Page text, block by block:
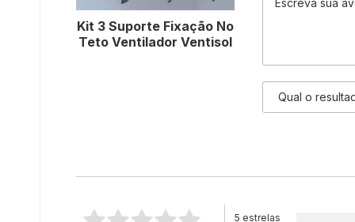
Kit 3 Suporte Fixação No
Teto Ventilador Ventisol
5 estrelas